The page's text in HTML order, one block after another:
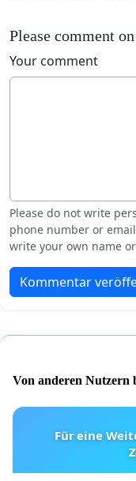
Please comment
Your comment
Please do not write
phone number or
write your own name
Kommentar
Von anderen Nutzern
Für eine